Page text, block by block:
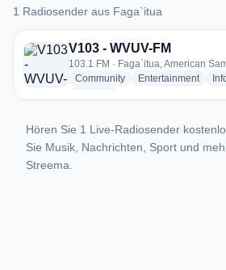
1 Radiosender aus Faga`itua
1 Radiosender aus Faga`itua
V103 - WVUV-FM
103.1 FM · Faga`itua, American
Communityradio stations
Entertainmentradio
Hören Sie 1 Live-Radiosender
Sie Musik, Nachrichten, Sport und
Streema.